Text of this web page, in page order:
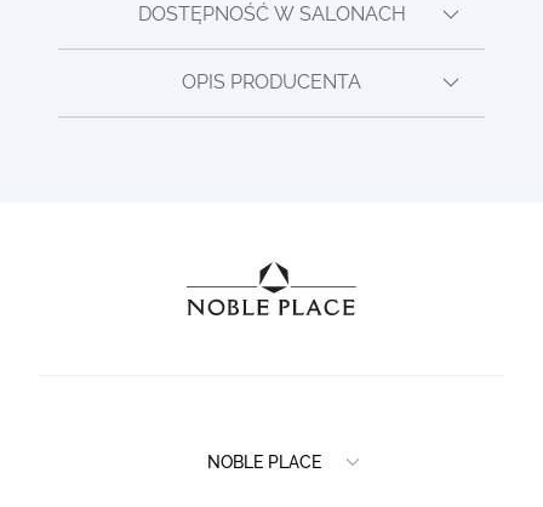
DOSTĘPNOŚĆ W SALONACH
OPIS PRODUCENTA
NOBLE PLACE